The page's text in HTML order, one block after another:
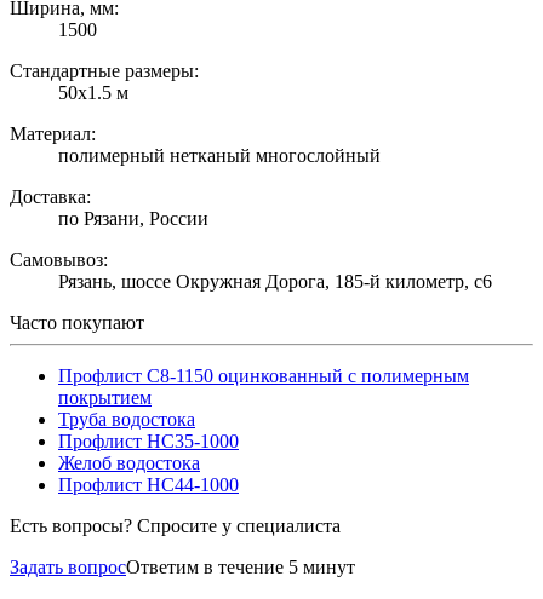
Ширина, мм:
1500
Стандартные размеры:
50х1.5 м
Материал:
полимерный нетканый многослойный
Доставка:
по Рязани, России
Самовывоз:
Рязань, шоссе Окружная Дорога, 185-й километр, с6
Часто покупают
Профлист С8-1150 оцинкованный с полимерным
покрытием
Труба водостока
Профлист НС35-1000
Желоб водостока
Профлист НС44-1000
Есть вопросы? Спросите у специалиста
Задать вопросОтветим в течение 5 минут